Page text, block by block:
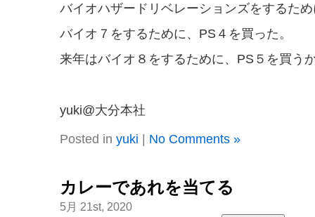
バイオハザードリベレーションズをするた
バイオ７をするために、PS４を買った。
来年はバイオ８をするために、PS５を買う
yuki@大分本社
Posted in yuki | No Comments »
カレーであれを当てる
5月 21st, 2020